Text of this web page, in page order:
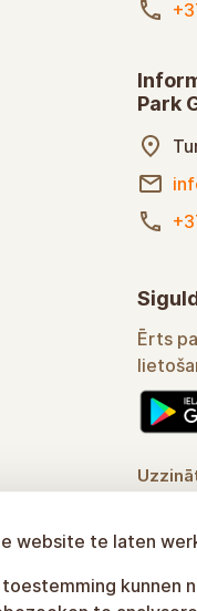
Park
Ērts
website te laten
kunnen